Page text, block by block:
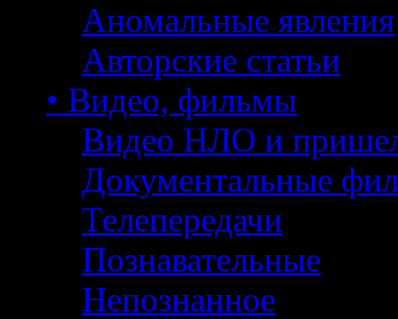
Аномальные явления
Авторские статьи
• Видео, фильмы
Видео НЛО и
Документальные
Телепередачи
Познавательные
Непознанное